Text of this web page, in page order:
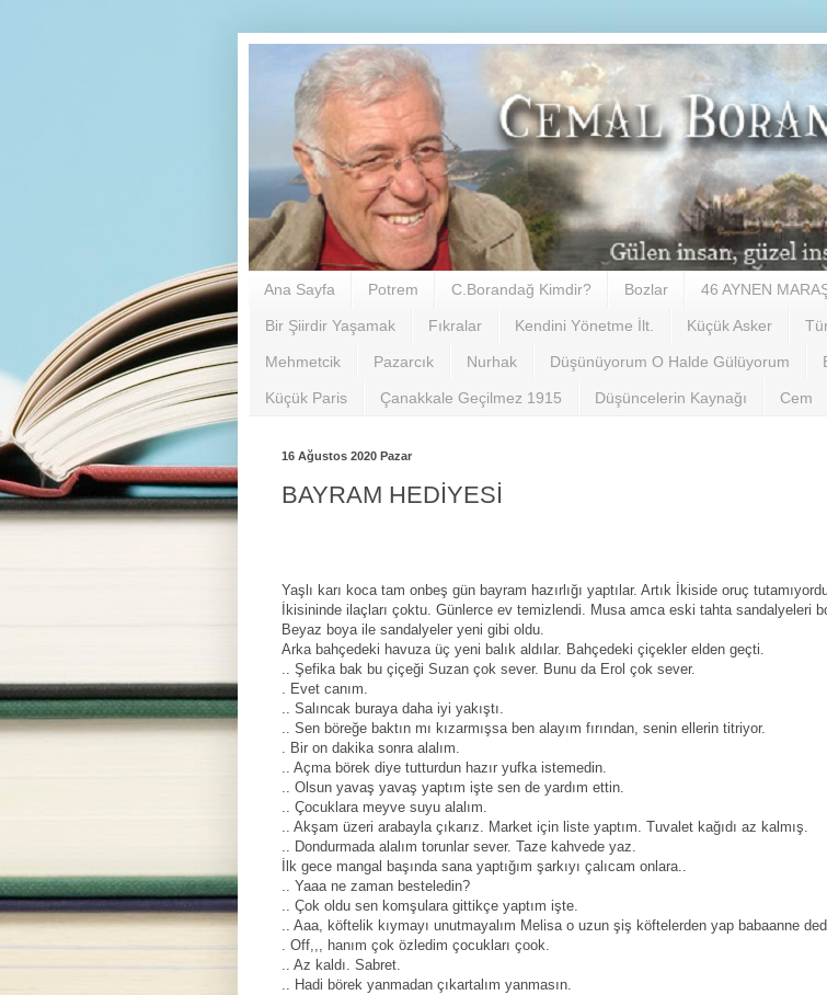
Ana Sayfa Potrem C.Borandağ Kimdir? Bozlar 46 AYNEN
Bir Şiirdir Yaşamak Fıkralar Kendini Yönetme İlt. Küçük Asker
Mehmetcik Pazarcık Nurhak Düşünüyorum O Halde Gülüyorum
Küçük Paris Çanakkale Geçilmez 1915 Düşüncelerin Kaynağı Cem
16 Ağustos 2020 Pazar
BAYRAM HEDİYESİ
Yaşlı karı koca tam onbeş gün bayram hazırlığı yaptılar. Artık İkiside oruç
İkisininde ilaçları çoktu. Günlerce ev temizlendi. Musa amca eski tahta sandalyeleri
Beyaz boya ile sandalyeler yeni gibi oldu.
Arka bahçedeki havuza üç yeni balık aldılar. Bahçedeki çiçekler elden geçti.
.. Şefika bak bu çiçeği Suzan çok sever. Bunu da Erol çok sever.
. Evet canım.
.. Salıncak buraya daha iyi yakıştı.
.. Sen böreğe baktın mı kızarmışsa ben alayım fırından, senin ellerin titriyor.
. Bir on dakika sonra alalım.
.. Açma börek diye tutturdun hazır yufka istemedin.
.. Olsun yavaş yavaş yaptım işte sen de yardım ettin.
.. Çocuklara meyve suyu alalım.
.. Akşam üzeri arabayla çıkarız. Market için liste yaptım. Tuvalet kağıdı az kalmış.
.. Dondurmada alalım torunlar sever. Taze kahvede yaz.
İlk gece mangal başında sana yaptığım şarkıyı çalıcam onlara..
.. Yaaa ne zaman besteledin?
.. Çok oldu sen komşulara gittikçe yaptım işte.
.. Aaa, köftelik kıymayı unutmayalım Melisa o uzun şiş köftelerden yap babaanne
. Off,,, hanım çok özledim çocukları çook.
.. Az kaldı. Sabret.
.. Hadi börek yanmadan çıkartalım yanmasın.